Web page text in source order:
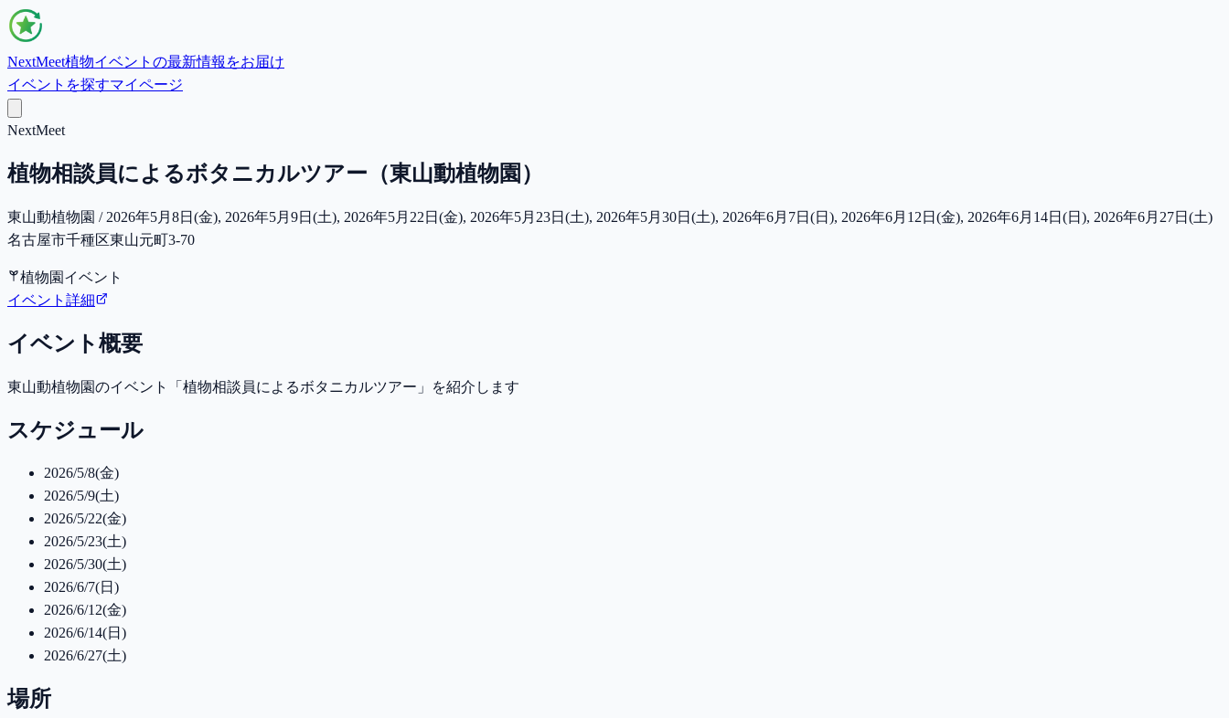
NextMeet植物イベントの最新情報をお届け
イベントを探すマイページ
NextMeet
植物相談員によるボタニカルツアー（東山動植物園）
東山動植物園 / 2026年5月8日(金), 2026年5月9日(土), 2026年5月22日(金), 2026年5月23日(土), 2026年5月30日(土), 2026年6月7日(日), 2026年6月12日(金), 2026年6月14日(日), 2026年6月27日(土)
名古屋市千種区東山元町3-70
植物園イベント
イベント詳細
イベント概要
東山動植物園のイベント「植物相談員によるボタニカルツアー」を紹介します
スケジュール
2026/5/8(金)
2026/5/9(土)
2026/5/22(金)
2026/5/23(土)
2026/5/30(土)
2026/6/7(日)
2026/6/12(金)
2026/6/14(日)
2026/6/27(土)
場所